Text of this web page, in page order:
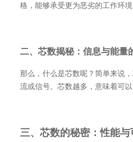
格，能够承受更为恶劣的工作环境
二、芯数揭秘：信息与能量
那么，什么是芯数呢？简单来说
流或信号。芯数越多，意味着可
三、芯数的秘密：性能